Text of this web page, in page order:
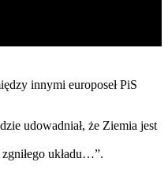
innymi europoseł PiS
udowadniał, że Ziemia jest
układu…”.